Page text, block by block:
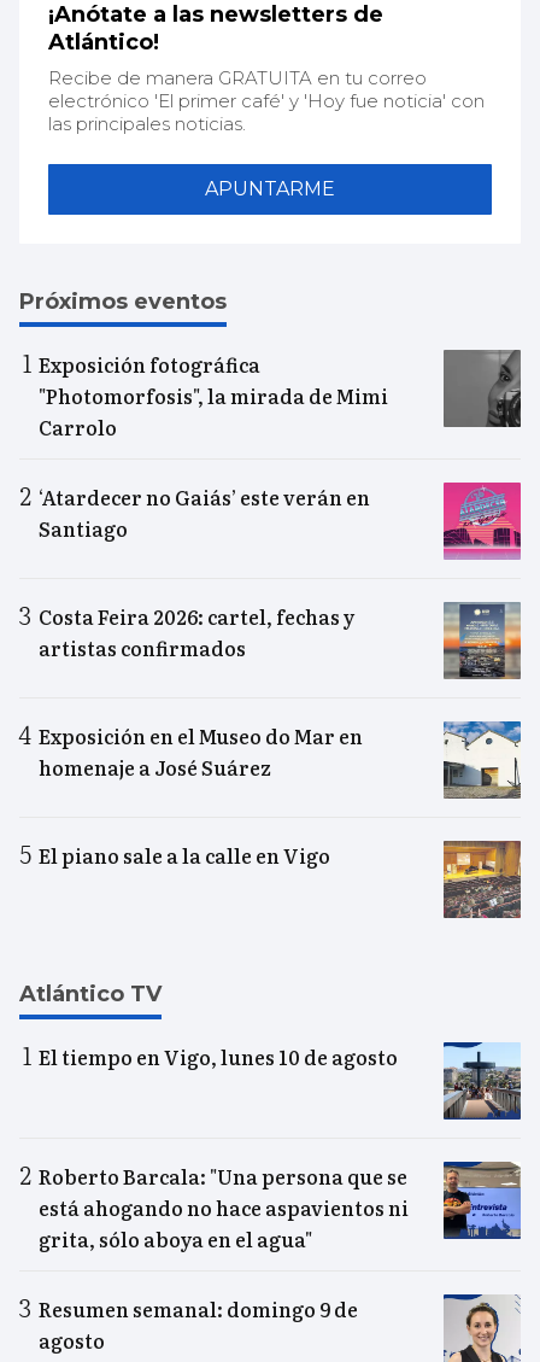
¡Anótate a las newsletters de
Atlántico!
Recibe de manera GRATUITA en tu correo
electrónico 'El primer café' y 'Hoy fue noticia' con
las principales noticias.
APUNTARME
Próximos eventos
Exposición fotográfica
"Photomorfosis", la mirada de Mimi
Carrolo
‘Atardecer no Gaiás’ este verán en
Santiago
Costa Feira 2026: cartel, fechas y
artistas confirmados
Exposición en el Museo do Mar en
homenaje a José Suárez
El piano sale a la calle en Vigo
Atlántico TV
El tiempo en Vigo, lunes 10 de agosto
Roberto Barcala: "Una persona que se
está ahogando no hace aspavientos ni
grita, sólo aboya en el agua"
Resumen semanal: domingo 9 de
agosto